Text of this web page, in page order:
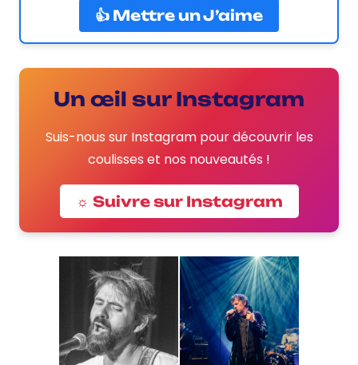
👍 Mettre un J’aime
Un œil sur Instagram
Suis-nous sur Instagram pour découvrir les
coulisses et nos nouveautés !
☼ Suivre sur Instagram